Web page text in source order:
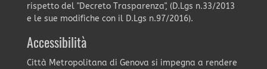
rispetto del "Decreto Trasparenza", (D.Lgs n.33/2013
e le sue modifiche con il D.Lgs n.97/2016).
Accessibilità
Città Metropolitana di Genova si impegna a rendere